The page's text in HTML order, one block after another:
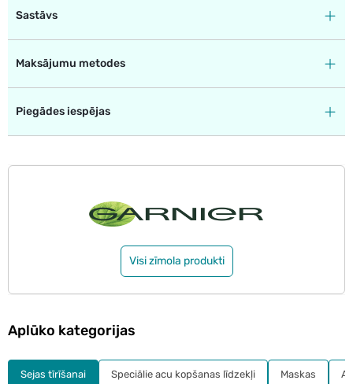
Sastāvs
Maksājumu metodes
Piegādes iespējas
Visi zīmola produkti
Aplūko kategorijas
Sejas tīrīšanai Speciālie acu kopšanas līdzekļi Maskas